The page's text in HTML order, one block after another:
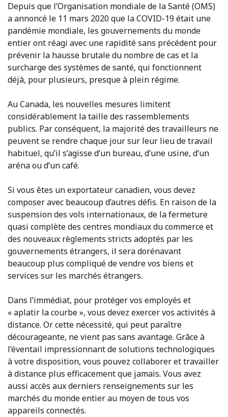
Depuis que l’Organisation mondiale de la Santé (OMS)
a annoncé le 11 mars 2020 que la COVID-19 était une
pandémie mondiale, les gouvernements du monde
entier ont réagi avec une rapidité sans précédent pour
prévenir la hausse brutale du nombre de cas et la
surcharge des systèmes de santé, qui fonctionnent
déjà, pour plusieurs, presque à plein régime.
Au Canada, les nouvelles mesures limitent
considérablement la taille des rassemblements
publics. Par conséquent, la majorité des travailleurs ne
peuvent se rendre chaque jour sur leur lieu de travail
habituel, qu’il s’agisse d’un bureau, d’une usine, d’un
aréna ou d’un café.
Si vous êtes un exportateur canadien, vous devez
composer avec beaucoup d’autres défis. En raison de la
suspension des vols internationaux, de la fermeture
quasi complète des centres mondiaux du commerce et
des nouveaux règlements stricts adoptés par les
gouvernements étrangers, il sera dorénavant
beaucoup plus compliqué de vendre vos biens et
services sur les marchés étrangers.
Dans l’immédiat, pour protéger vos employés et
« aplatir la courbe », vous devez exercer vos activités à
distance. Or cette nécessité, qui peut paraître
décourageante, ne vient pas sans avantage. Grâce à
l’éventail impressionnant de solutions technologiques
à votre disposition, vous pouvez collaborer et travailler
à distance plus efficacement que jamais. Vous avez
aussi accès aux derniers renseignements sur les
marchés du monde entier au moyen de tous vos
appareils connectés.